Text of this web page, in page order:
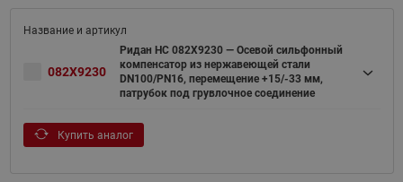
082X9230
Ридан НС 082X9230 — Осевой сильфонный
компенсатор из нержавеющей стали
DN100/PN16, перемещение +15/-33 мм,
патрубок под грувлочное соединение
Купить аналог